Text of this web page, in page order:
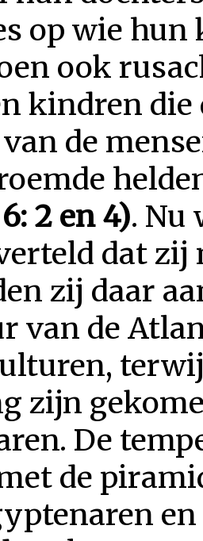
op wie hun
ook
kindren die
de
2 en 4). Nu
dat zij
zij daar
van de
zijn
De
de